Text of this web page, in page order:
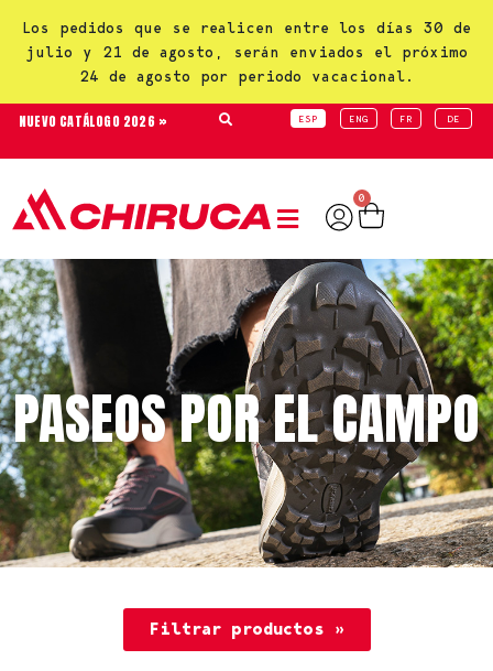
Los pedidos que se realicen entre los días 30 de
julio y 21 de agosto, serán enviados el próximo
24 de agosto por periodo vacacional.
NUEVO CATÁLOGO 2026 » ESP ENG FR DE
0
PASEOS POR EL CAMPO
Filtrar productos »